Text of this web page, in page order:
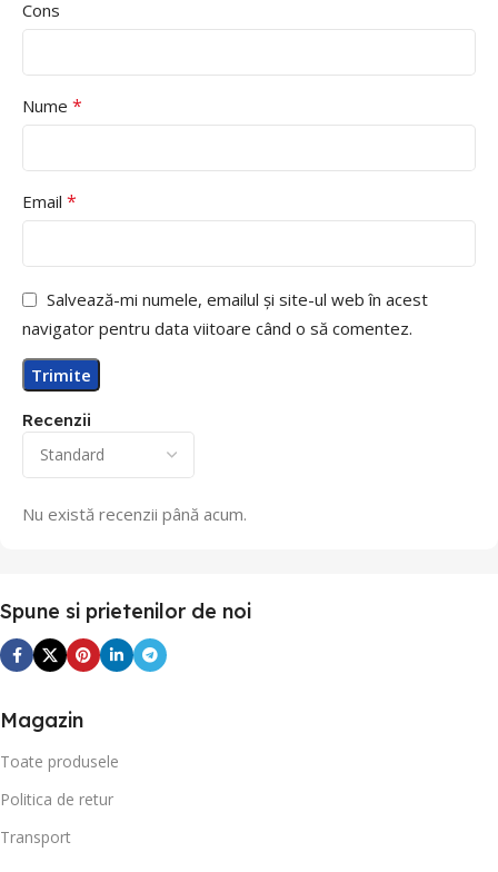
Recenzii
Nu există recenzii până acum.
Cons
Nume *
Email *
Salvează-mi numele, emailul și site-ul web în acest
navigator pentru data viitoare când o să comentez.
Spune si prietenilor de noi
Magazin
Toate produsele
Politica de retur
Transport